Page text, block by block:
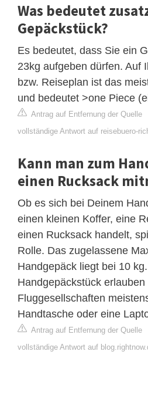
Was bedeutet
Gepäckstück?
Es bedeutet, dass Sie ein
23kg aufgeben dürfen. Auf
bzw. Reiseplan ist das
und bedeutet >one Piece
Antrag auf Entfernung der Quelle
vollständige Antwort auf reisebuero-
Kann man zum
einen Rucksack
Ob es sich bei Deinem
einen kleinen Koffer, eine
einen Rucksack handelt,
Rolle. Das zugelassene
Handgepäck liegt bei 10
Handgepäckstück erlauben
Fluggesellschaften
Handtasche oder eine
Antrag auf Entfernung der Quelle
vollständige Antwort auf